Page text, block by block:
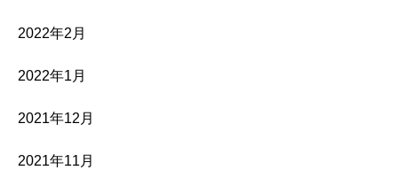
2022年2月
2022年1月
2021年12月
2021年11月